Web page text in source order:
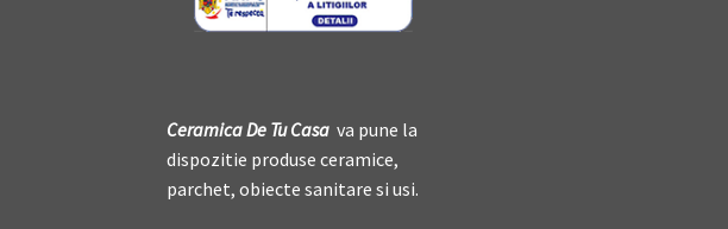
Ceramica De Tu Casa va pune la
dispozitie produse ceramice,
parchet, obiecte sanitare si usi.